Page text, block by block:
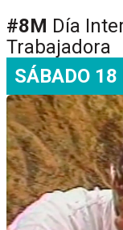
#8M Día
Trabajadora
SÁBADO